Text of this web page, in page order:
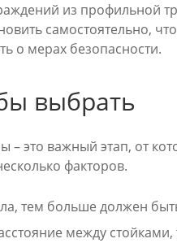
из профильной
самостоятельно,
о мерах безопасности.
выбрать
это важный этап, от
факторов.
тем больше должен
между